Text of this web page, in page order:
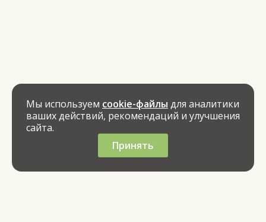
Мы используем cookie-файлы для аналитики
ваших действий, рекомендаций и улучшения
сайта.
Принять